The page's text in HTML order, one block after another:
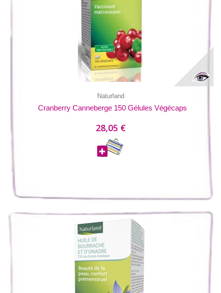
Naturland
Cranberry Canneberge 150 Gélules Végécaps
28,05 €